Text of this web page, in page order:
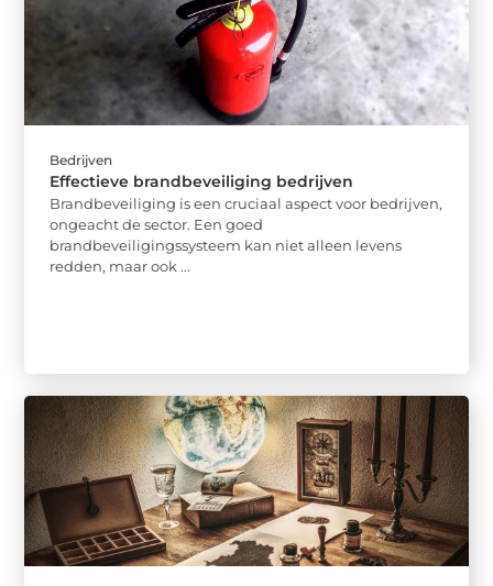
Bedrijven
Effectieve brandbeveiliging bedrijven
Brandbeveiliging is een cruciaal aspect voor bedrijven,
ongeacht de sector. Een goed
brandbeveiligingssysteem kan niet alleen levens
redden, maar ook ...